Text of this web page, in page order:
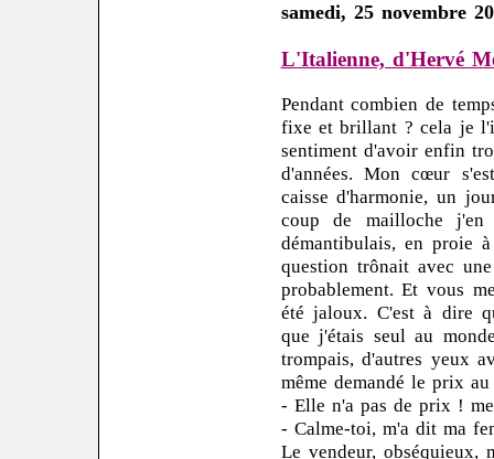
samedi, 25 novembre
L'Italienne, d'Hervé
Pendant combien de
fixe et brillant ? cela je
sentiment d'avoir enfin
d'années. Mon cœur
caisse d'harmonie, un
coup de mailloche
démantibulais, en proie
question trônait avec
probablement. Et vous
été jaloux. C'est à dire
que j'étais seul au
trompais, d'autres yeux
même demandé le prix
- Elle n'a pas de prix !
- Calme-toi, m'a dit ma
Le vendeur, obséquieux,